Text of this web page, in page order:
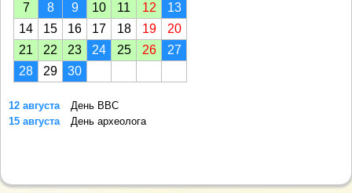
7
8 9 10 11 12
13
14
15 16 17 18 19
20
21
22 23 24 25 26
27
28
29 30
12 августа
День ВВС
15 августа
День археолога